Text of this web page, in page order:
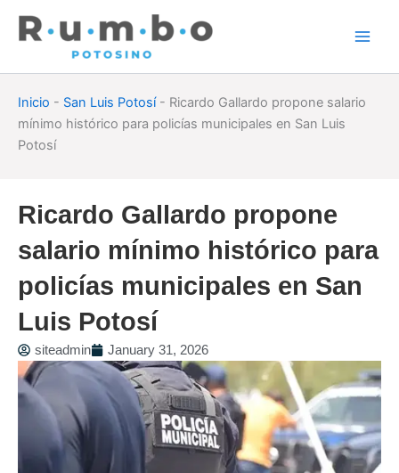
Inicio - San Luis Potosí- Ricardo Gallardo propone salario
mínimo histórico para policías municipales en San Luis
Potosí
Ricardo Gallardo propone
salario mínimo histórico para
policías municipales en San
Luis Potosí
siteadmin January 31, 2026